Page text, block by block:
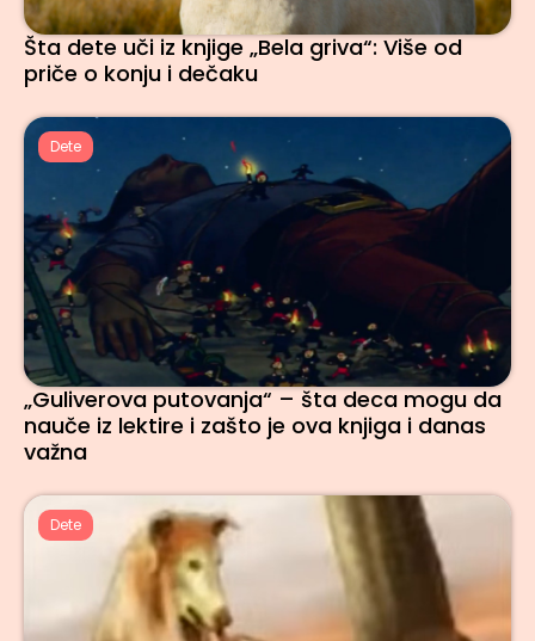
Šta dete uči iz knjige „Bela griva“: Više od
priče o konju i dečaku
Dete
„Guliverova putovanja“ – šta deca mogu da
nauče iz lektire i zašto je ova knjiga i danas
važna
Dete